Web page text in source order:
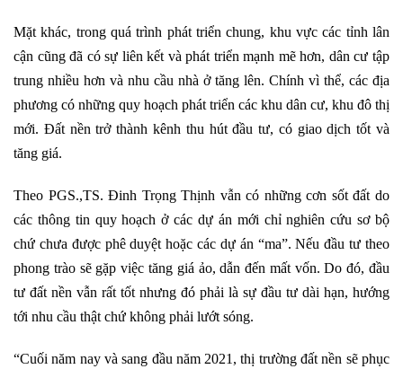
Mặt khác, trong quá trình phát triển chung, khu vực các tỉnh lân
cận cũng đã có sự liên kết và phát triển mạnh mẽ hơn, dân cư tập
trung nhiều hơn và nhu cầu nhà ở tăng lên. Chính vì thể, các địa
phương có những quy hoạch phát triển các khu dân cư, khu đô thị
mới. Đất nền trở thành kênh thu hút đầu tư, có giao dịch tốt và
tăng giá.
Theo PGS.,TS. Đinh Trọng Thịnh vẫn có những cơn sốt đất do
các thông tin quy hoạch ở các dự án mới chỉ nghiên cứu sơ bộ
chứ chưa được phê duyệt hoặc các dự án “ma”. Nếu đầu tư theo
phong trào sẽ gặp việc tăng giá ảo, dẫn đến mất vốn. Do đó, đầu
tư đất nền vẫn rất tốt nhưng đó phải là sự đầu tư dài hạn, hướng
tới nhu cầu thật chứ không phải lướt sóng.
“Cuối năm nay và sang đầu năm 2021, thị trường đất nền sẽ phục